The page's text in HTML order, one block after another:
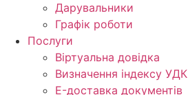
Дарувальники
Графік роботи
Послуги
Віртуальна довідка
Визначення індексу УДК
E-доставка документів